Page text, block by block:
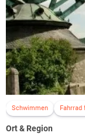
auszutoben.
Familien ab.
Die Mehrbettzimmer
Schwimmen Fahrrad
Ort & Region